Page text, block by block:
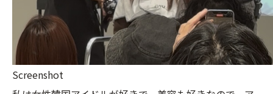
Screenshot